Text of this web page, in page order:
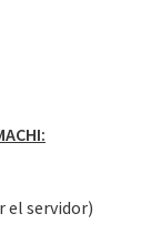
el servidor)